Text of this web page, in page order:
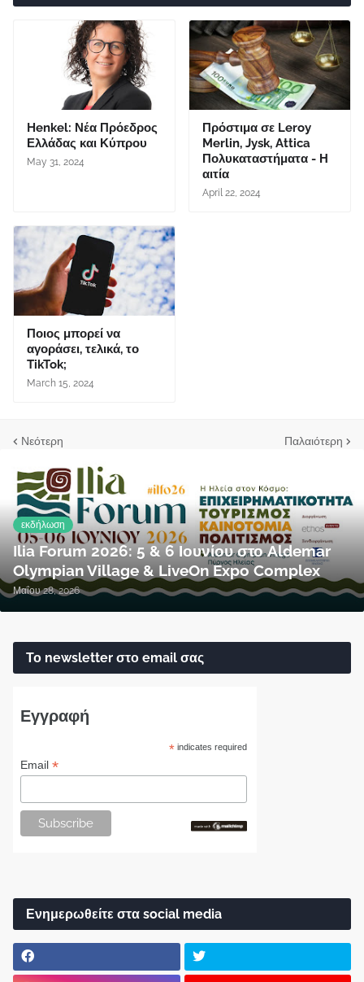
Henkel: Νέα Πρόεδρος
Ελλάδας και Κύπρου
May 31, 2024
Πρόστιμα σε Leroy
Merlin, Jysk, Attica
Πολυκαταστήματα - Η
αιτία
April 22, 2024
Ποιος μπορεί να
αγοράσει, τελικά, το
TikTok;
March 15, 2024
Νεότερη Παλαιότερη
εκδήλωση
Ilia Forum 2026: 5 & 6 Ιουνίου στο Aldemar
Olympian Village & LiveOn Expo Complex
Μαΐου 28, 2026
Το newsletter στο email σας
Εγγραφή
* indicates required
Email *
Ενημερωθείτε στα social media